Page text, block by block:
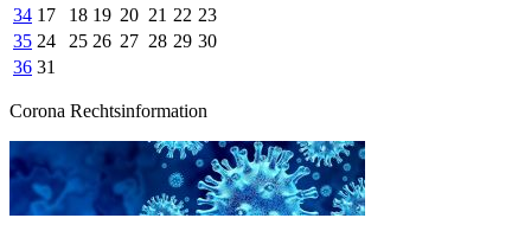
34 17 18 19 20 21 22 23
35 24 25 26 27 28 29 30
36 31
Corona Rechtsinformation